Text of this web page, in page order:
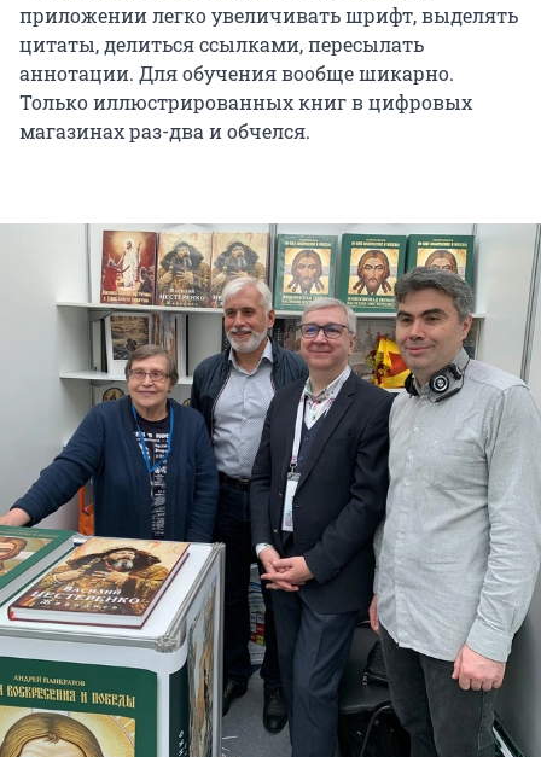
приложении легко увеличивать шрифт, выделять
цитаты, делиться ссылками, пересылать
аннотации. Для обучения вообще шикарно.
Только иллюстрированных книг в цифровых
магазинах раз-два и обчелся.